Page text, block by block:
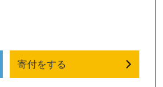
寄付をする